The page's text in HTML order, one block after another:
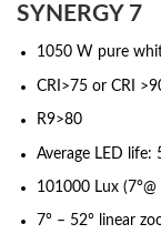
SYNERGY 7
1050 W pure
CRI>75 or CRI
R9>80
Average LED life:
101000 Lux (7°@
7° – 52° linear